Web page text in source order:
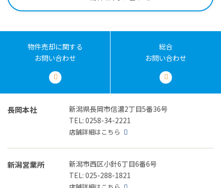
物件売却に関する
お問い合わせ
総合
お問い合わせ
長岡本社
新潟県長岡市信濃2丁目5番36号
TEL: 0258-34-2221
店舗詳細はこちら
新潟営業所
新潟市西区小針6丁目6番6号
TEL: 025-288-1821